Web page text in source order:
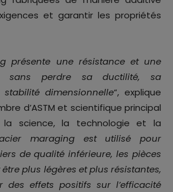
et garantir les propriétés
présente une résistance et une
sans perdre sa ductilité, sa
dimensionnelle“, explique
d’ASTM et scientifique principal
la science, la technologie et la
maraging est utilisé pour
de qualité inférieure, les pièces
plus légères et plus résistantes,
effets positifs sur l’efficacité